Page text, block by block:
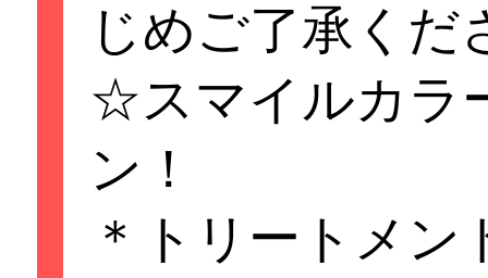
じめご了承く
☆スマイルカラ
ン！
＊トリートメ